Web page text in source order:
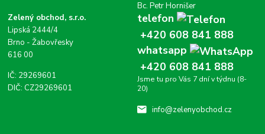
Zelený obchod, s.r.o.
Lipská 2444/4
Brno - Žabovřesky
616 00
IČ: 29269601
DIČ: CZ29269601
Bc. Petr Hornišer
telefon
+420 608 841 888
whatsapp
+420 608 841 888
Jsme tu pro Vás 7 dní v týdnu (8-
20)
info@zelenyobchod.cz